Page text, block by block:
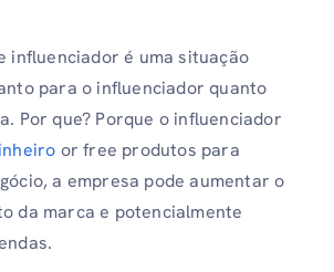
influenciador é uma situação
para o influenciador quanto
Por que? Porque o influenciador
or free produtos para
a empresa pode aumentar o
da marca e potencialmente